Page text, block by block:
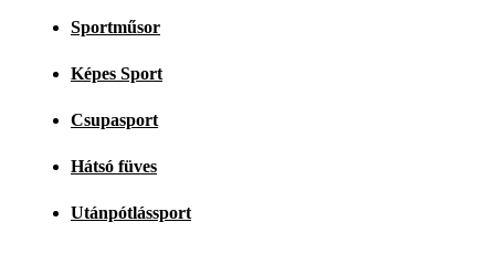
Sportműsor
Képes Sport
Csupasport
Hátsó füves
Utánpótlássport